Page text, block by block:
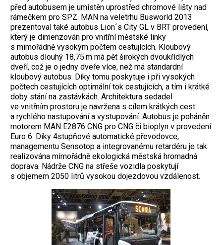
před autobusem je umístěn uprostřed chromové lišty nad
rámečkem pro SPZ. MAN na veletrhu Busworld 2013
prezentoval také autobus Lion´s City GL v BRT provedení,
který je dimenzován pro vnitřní městské linky
s mimořádně vysokým počtem cestujících. Kloubový
autobus dlouhý 18,75 m má pět širokých dvoukřídlých
dveří, což je o jedny dveře více, než má standardní
kloubový autobus. Díky tomu poskytuje i při vysokých
počtech cestujících optimální tok cestujících, a tím i krátké
doby stání na zastávkách. Architektura sedadel
ve vnitřním prostoru je navržena s cílem krátkých cest
a rychlého nastupování a vystupování. Autobus je poháněn
motorem MAN E2876 CNG pro CNG či bioplyn v provedení
Euro 6. Díky 4stupňové automatické převodovce,
managementu Sensotop a integrovanému retardéru je tak
realizována mimořádně ekologická městská hromadná
doprava. Nádrže CNG na střeše vozidla poskytují
s objemem 2050 litrů vysokou dojezdovou vzdálenost.